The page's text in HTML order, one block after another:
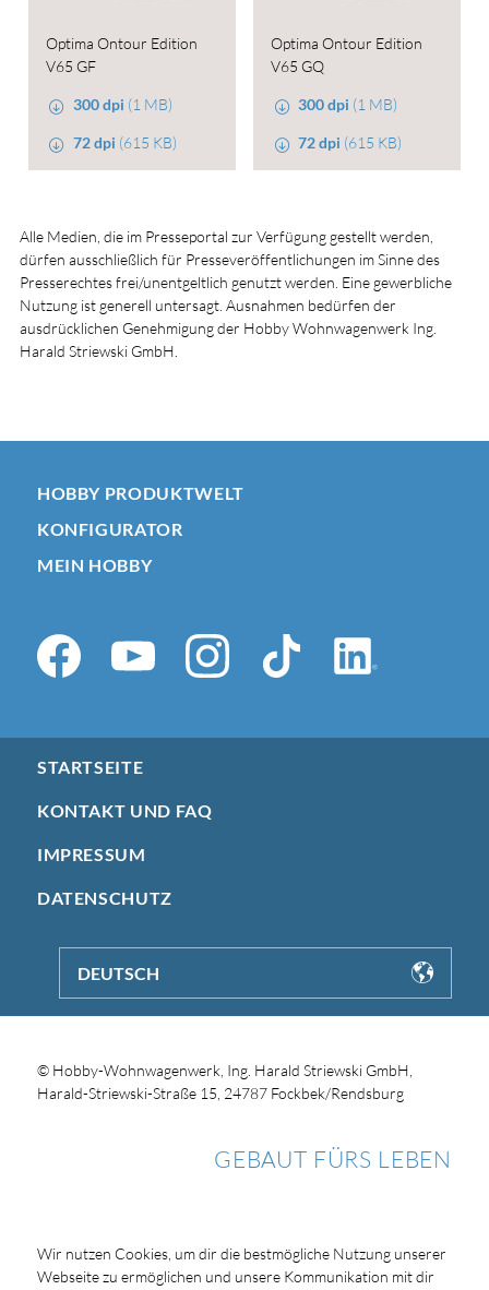
Optima Ontour Edition
V65 GF
300 dpi (1 MB)
72 dpi (615 KB)
Optima Ontour Edition
V65 GQ
300 dpi (1 MB)
72 dpi (615 KB)
Alle Medien, die im Presseportal zur Verfügung gestellt werden,
dürfen ausschließlich für Presseveröffentlichungen im Sinne des
Presserechtes frei/unentgeltlich genutzt werden. Eine gewerbliche
Nutzung ist generell untersagt. Ausnahmen bedürfen der
ausdrücklichen Genehmigung der Hobby Wohnwagenwerk Ing.
Harald Striewski GmbH.
HOBBY PRODUKTWELT
KONFIGURATOR
MEIN HOBBY
STARTSEITE
KONTAKT UND FAQ
IMPRESSUM
DATENSCHUTZ
DEUTSCH
© Hobby-Wohnwagenwerk, Ing. Harald Striewski GmbH,
Harald-Striewski-Straße 15, 24787 Fockbek/Rendsburg
GEBAUT FÜRS LEBEN
Wir nutzen Cookies, um dir die bestmögliche Nutzung unserer
Webseite zu ermöglichen und unsere Kommunikation mit dir